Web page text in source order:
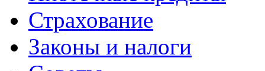
Страхование
Законы и налоги